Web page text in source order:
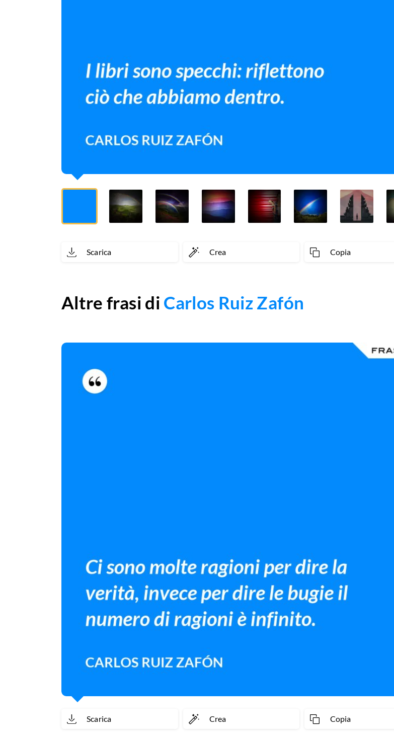
Scarica Crea Copia
Altre frasi di Carlos Ruiz Zafón
Scarica Crea Copia